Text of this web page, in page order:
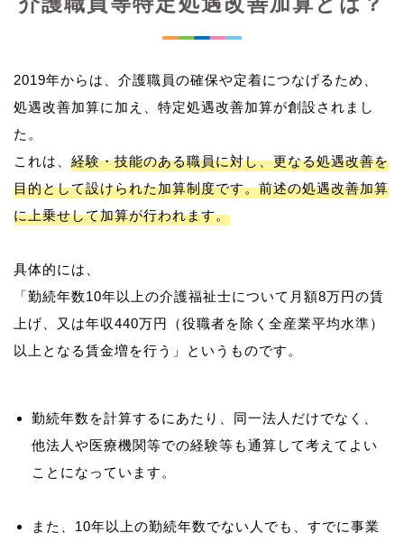
2019年からは、介護職員の確保や定着につなげるため、
処遇改善加算に加え、特定処遇改善加算が創設されまし
た。
これは、 経験・技能のある職員に対し、更なる処遇改善を
目的として設けられた加算制度です。前述の処遇改善加算
に上乗せして加算が行われます。
具体的には、
「勤続年数10年以上の介護福祉士について月額8万円の賃
上げ、又は年収440万円（役職者を除く全産業平均水準）
勤続年数を計算するにあたり、同一法人だけでなく、
他法人や医療機関等での経験等も通算して考えてよい
ことになっています。
また、10年以上の勤続年数でない人でも、すでに事業